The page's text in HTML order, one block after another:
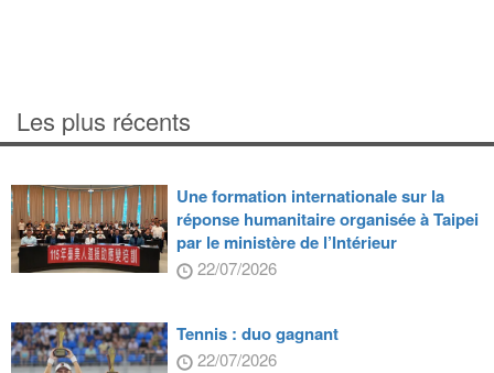
Les plus récents
Une formation internationale sur la
réponse humanitaire organisée à Taipei
par le ministère de l’Intérieur
22/07/2026
Tennis : duo gagnant
22/07/2026